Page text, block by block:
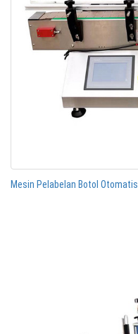
Mesin Pelabelan Botol Otomatis